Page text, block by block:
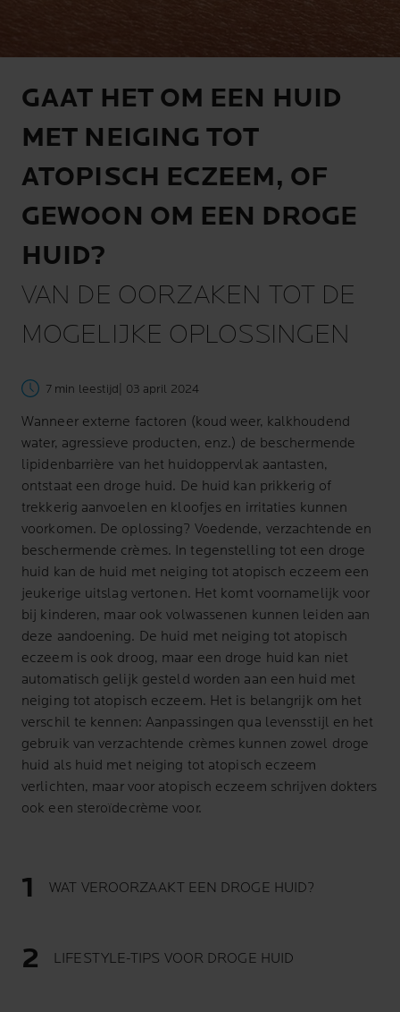
GAAT HET OM EEN HUID
MET NEIGING TOT
ATOPISCH ECZEEM, OF
GEWOON OM EEN DROGE
HUID?
VAN DE OORZAKEN TOT DE
MOGELIJKE OPLOSSINGEN
7 min leestijd | 03 april 2024
Wanneer externe factoren (koud weer, kalkhoudend
water, agressieve producten, enz.) de beschermende
lipidenbarrière van het huidoppervlak aantasten,
ontstaat een droge huid. De huid kan prikkerig of
trekkerig aanvoelen en kloofjes en irritaties kunnen
voorkomen. De oplossing? Voedende, verzachtende en
beschermende crèmes. In tegenstelling tot een droge
huid kan de huid met neiging tot atopisch eczeem een
jeukerige uitslag vertonen. Het komt voornamelijk voor
bij kinderen, maar ook volwassenen kunnen leiden aan
deze aandoening. De huid met neiging tot atopisch
eczeem is ook droog, maar een droge huid kan niet
automatisch gelijk gesteld worden aan een huid met
neiging tot atopisch eczeem. Het is belangrijk om het
verschil te kennen: Aanpassingen qua levensstijl en het
gebruik van verzachtende crèmes kunnen zowel droge
huid als huid met neiging tot atopisch eczeem
verlichten, maar voor atopisch eczeem schrijven dokters
ook een steroïdecrème voor.
WAT VEROORZAAKT EEN DROGE HUID?
LIFESTYLE-TIPS VOOR DROGE HUID